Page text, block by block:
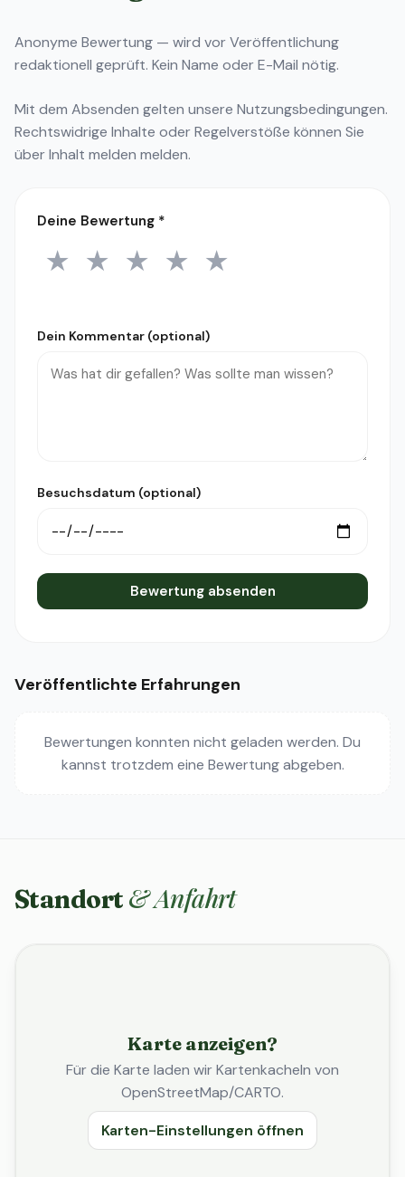
Anonyme Bewertung — wird vor Veröffentlichung
redaktionell geprüft. Kein Name oder E-Mail nötig.
Mit dem Absenden gelten unsere Nutzungsbedingungen.
Rechtswidrige Inhalte oder Regelverstöße können Sie
überInhalt melden melden.
Deine Bewertung *
1 Stern
★ 2 Sterne
★ 3 Sterne
★ 4 Sterne
★ 5 Sterne
★
Dein Kommentar (optional)
Besuchsdatum (optional)
Bewertung absenden
Veröffentlichte Erfahrungen
Bewertungen konnten nicht geladen werden. Du
kannst trotzdem eine Bewertung abgeben.
Standort & Anfahrt
Karte anzeigen?
Für die Karte laden wir Kartenkacheln von
OpenStreetMap/CARTO.
Karten-Einstellungen öffnen